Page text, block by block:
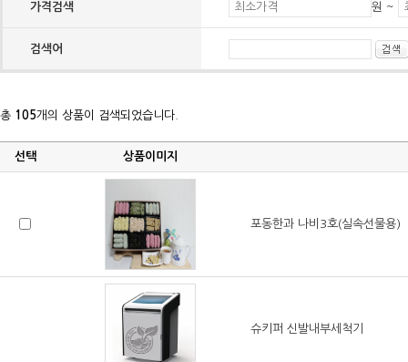
가격검색 원 ~
검색어
총 105개의 상품이 검색되었습니다.
선택 상품이미지
포동한과 나비3호(실속선물용)
슈키퍼 신발내부세척기